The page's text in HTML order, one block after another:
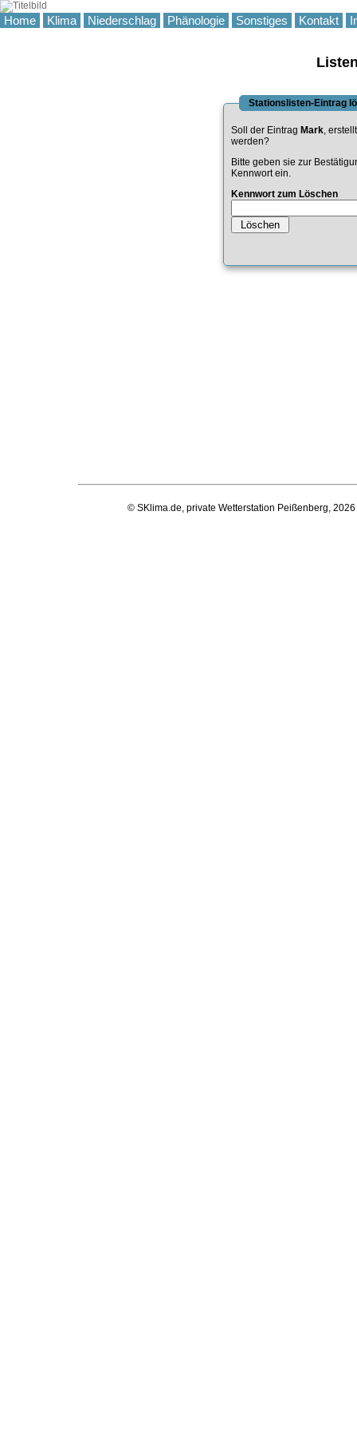
Home Klima Niederschlag Phänologie Sonstiges Kontakt
Stationslisten-Eintrag
Soll der Eintrag Mark,
werden?
Bitte geben sie zur
Kennwort ein.
Kennwort zum Löschen
© SKlima.de, private Wetterstation Peißenberg,